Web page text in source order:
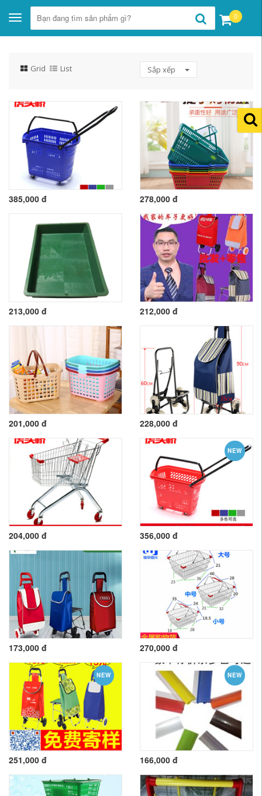
Toggle
navigation
0
Grid List Sắp xếp
385,000 đ 278,000 đ
213,000 đ 212,000 đ
201,000 đ 228,000 đ
204,000 đ
NEW
356,000 đ
173,000 đ 270,000 đ
NEW
251,000 đ
NEW
166,000 đ